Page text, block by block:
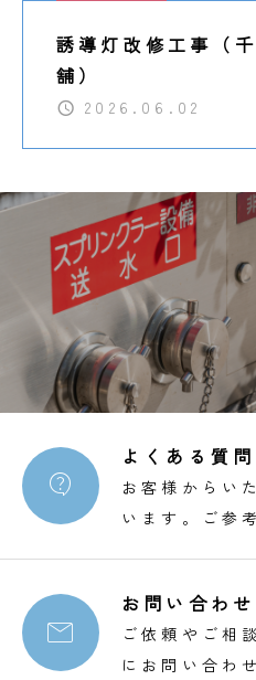
誘導灯改修工事（
舗）
2026.06.02

よくある質問
お客様からい
います。ご参

お問い合わせ
ご依頼やご相
にお問い合わ